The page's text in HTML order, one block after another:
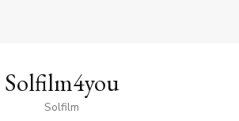
Solfilm4you
Solfilm